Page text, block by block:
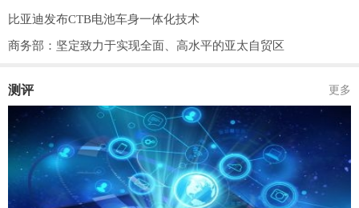
比亚迪发布CTB电池车身一体化技术
商务部：坚定致力于实现全面、高水平的亚太自贸区
测评 更多